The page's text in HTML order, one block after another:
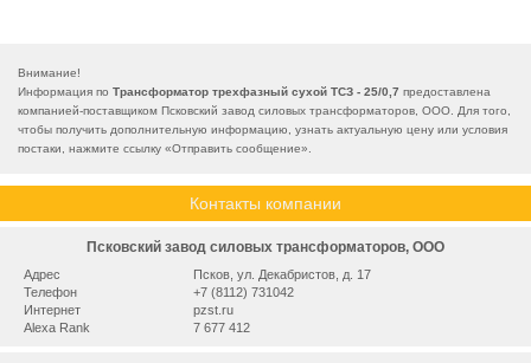
Внимание!
Информация по Трансформатор трехфазный сухой ТСЗ - 25/0,7 предоставлена
компанией-поставщиком Псковский завод силовых трансформаторов, ООО. Для того,
чтобы получить дополнительную информацию, узнать актуальную цену или условия
постаки, нажмите ссылку «Отправить сообщение».
Контакты компании
Псковский завод силовых трансформаторов, ООО
Адрес
Псков, ул. Декабристов, д. 17
Телефон
+7 (8112) 731042
Интернет
pzst.ru
Alexa Rank
7 677 412